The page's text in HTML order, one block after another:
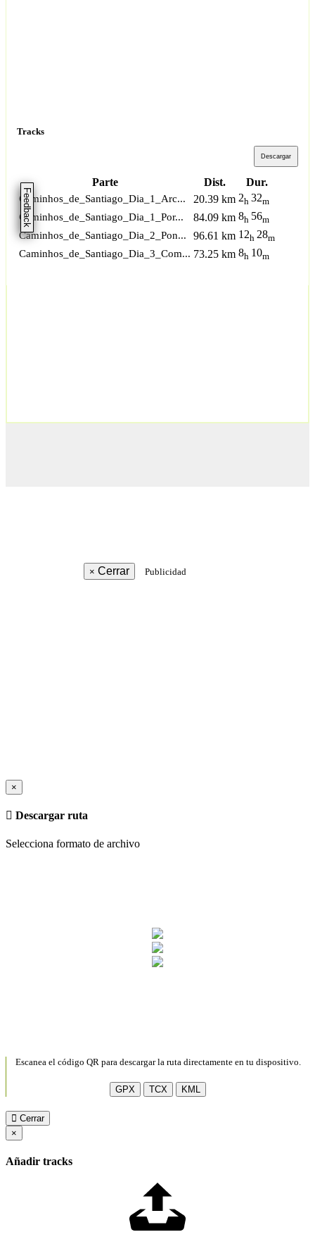
Feedback
Tracks
Descargar
Parte Dist. Dur.
Caminhos_de_Santiago_Dia_1_Arc... 20.39 km 2h 32m
Caminhos_de_Santiago_Dia_1_Por... 84.09 km 8h 56m
Caminhos_de_Santiago_Dia_2_Pon... 96.61 km 12h 28m
Caminhos_de_Santiago_Dia_3_Com... 73.25 km 8h 10m
× Cerrar Publicidad
×
Descargar ruta
Selecciona formato de archivo
Escanea el código QR para descargar la ruta directamente en tu dispositivo.
GPX TCX KML
Cerrar
×
Añadir tracks